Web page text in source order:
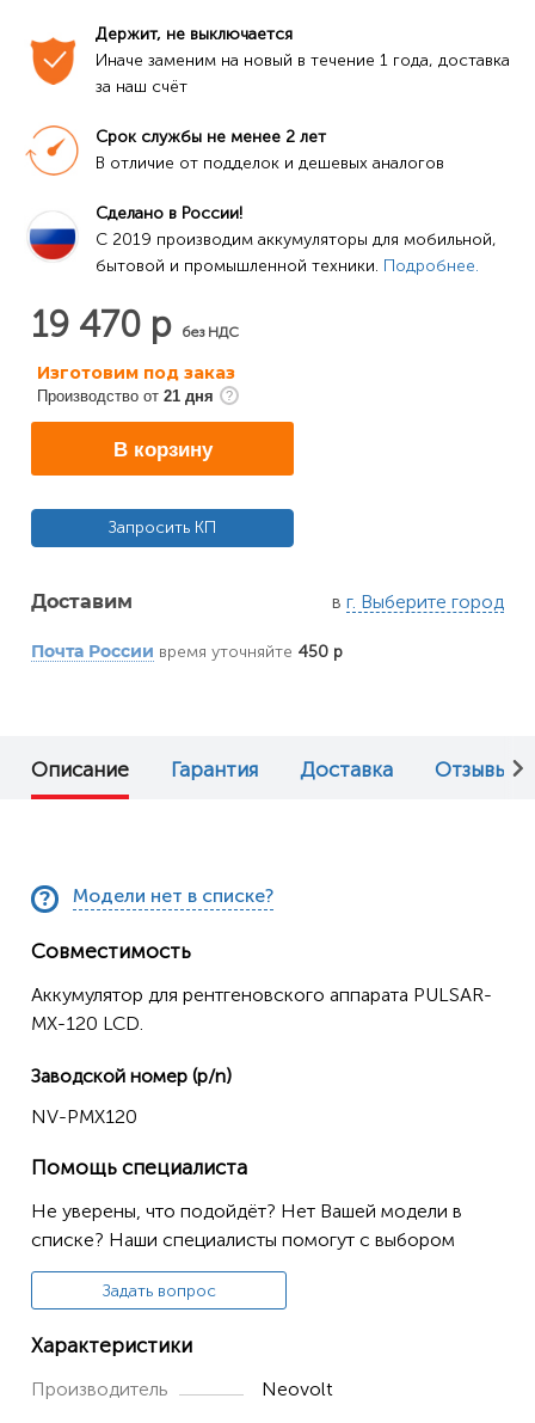
Держит, не выключается
Иначе заменим на новый в течение 1 года, доставка
за наш счёт
Срок службы не менее 2 лет
В отличие от подделок и дешевых аналогов
Сделано в России!
C 2019 производим аккумуляторы для мобильной,
бытовой и промышленной техники. Подробнее.
19 470 р без НДС
Изготовим под заказ
Производство от 21 дня
В корзину
Запросить КП
Доставим в г. Выберите город
Почта России время уточняйте 450 р
Описание Гарантия Доставка Отзывы (1)
Модели нет в списке?
Совместимость
Аккумулятор для рентгеновского аппарата PULSAR-
MX-120 LCD.
Заводской номер (p/n)
NV-PMX120
Помощь специалиста
Не уверены, что подойдёт? Нет Вашей модели в
списке? Наши специалисты помогут с выбором
Задать вопрос
Характеристики
Производитель Neovolt